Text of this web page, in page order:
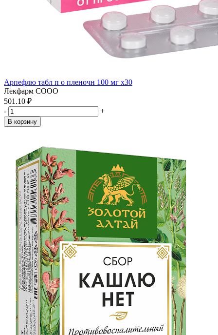
Арпефлю табл п о пленочн 100 мг x30
Лекфарм СООО
501.10 ₽
-
+
В корзину